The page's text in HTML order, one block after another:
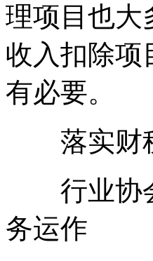
理项目也大
收入扣除项
有必要。
落实财税
行业协会
务运作